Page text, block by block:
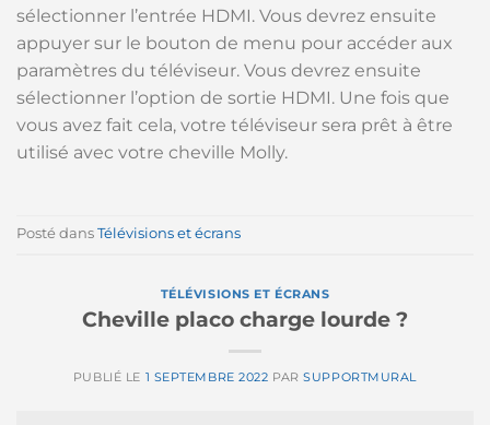
sélectionner l’entrée HDMI. Vous devrez ensuite
appuyer sur le bouton de menu pour accéder aux
paramètres du téléviseur. Vous devrez ensuite
sélectionner l’option de sortie HDMI. Une fois que
vous avez fait cela, votre téléviseur sera prêt à être
utilisé avec votre cheville Molly.
Posté dans Télévisions et écrans
TÉLÉVISIONS ET ÉCRANS
Cheville placo charge lourde ?
PUBLIÉ LE 1 SEPTEMBRE 2022 PARSUPPORTMURAL